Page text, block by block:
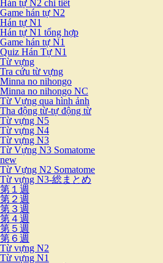
Hán tự N2 chi tiết
Game hán tự N2
Hán tự N1
Hán tự N1 tổng hợp
Game hán tự N1
Quiz Hán Tự N1
Từ vựng
Tra cứu từ vựng
Minna no nihongo
Minna no nihongo NC
Từ Vựng qua hình ảnh
Tha động từ-tự động từ
Từ vựng N5
Từ vựng N4
Từ vựng N3
Từ Vựng N3 Somatome
new
Từ Vựng N2 Somatome
Từ vựng N3-総まとめ
第１週
第２週
第３週
第４週
第５週
第６週
Từ vựng N2
Từ vựng N1